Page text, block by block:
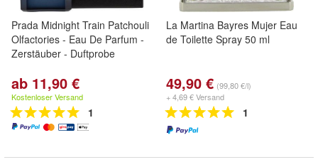
Prada Midnight Train Patchouli
Olfactories - Eau De Parfum -
Zerstäuber - Duftprobe
ab 11,90 €
Kostenloser Versand
1
La Martina Bayres Mujer Eau
de Toilette Spray 50 ml
49,90 € (99,80 €/l)
+ 4,69 € Versand
1